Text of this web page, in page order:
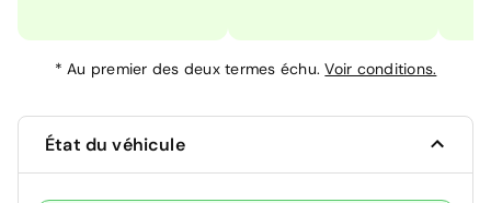
*Au premier des deux termes échu.Voir conditions.
État du véhicule